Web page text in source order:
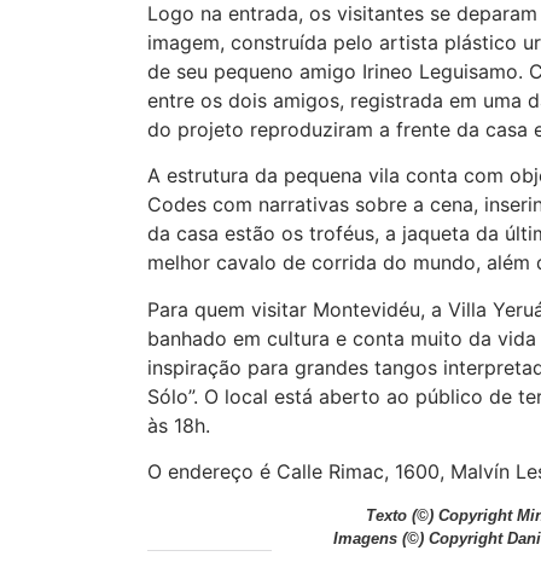
Logo na entrada, os visitantes se
imagem, construída pelo artista plástico
de seu pequeno amigo Irineo Leguisamo.
entre os dois amigos, registrada em uma
do projeto reproduziram a frente da casa
A estrutura da pequena vila conta com
Codes com narrativas sobre a cena,
da casa estão os troféus, a jaqueta da
melhor cavalo de corrida do mundo,
Para quem visitar Montevidéu, a Villa
banhado em cultura e conta muito da
inspiração para grandes tangos
Sólo”. O local está aberto ao público de
às 18h.
O endereço é Calle Rimac, 1600, Malvín
Texto (©) Copyright
Imagens (©) Copyright